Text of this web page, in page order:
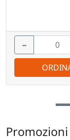
Promozioni
−